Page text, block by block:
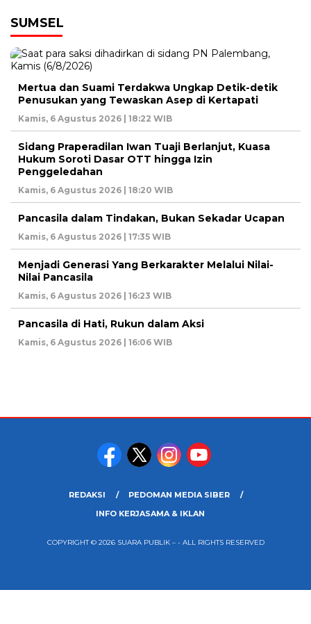
SUMSEL
Mertua dan Suami Terdakwa Ungkap Detik-detik
Penusukan yang Tewaskan Asep di Kertapati
Kamis, 6 Agustus 2026 | 18:22 WIB
Sidang Praperadilan Iwan Tuaji Berlanjut, Kuasa
Hukum Soroti Dasar OTT hingga Izin
Penggeledahan
Kamis, 6 Agustus 2026 | 18:20 WIB
Pancasila dalam Tindakan, Bukan Sekadar Ucapan
Kamis, 6 Agustus 2026 | 17:35 WIB
Menjadi Generasi Yang Berkarakter Melalui Nilai-
Nilai Pancasila
Kamis, 6 Agustus 2026 | 16:23 WIB
Pancasila di Hati, Rukun dalam Aksi
Kamis, 6 Agustus 2026 | 16:06 WIB
REDAKSI
PEDOMAN MEDIA SIBER
INFO KERJASAMA & IKLAN
COPYRIGHT © 2026 SUARA PUBLIK – - ALL RIGHTS RESERVED